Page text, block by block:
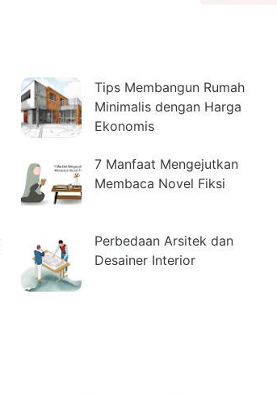
Tips Membangun Rumah
Minimalis dengan Harga
Ekonomis
7 Manfaat Mengejutkan
Membaca Novel Fiksi
Perbedaan Arsitek dan
Desainer Interior